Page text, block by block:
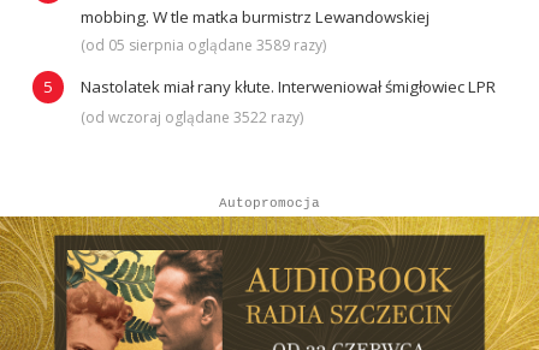
mobbing. W tle matka burmistrz Lewandowskiej
(od 05 sierpnia oglądane 3589 razy)
Nastolatek miał rany kłute. Interweniował śmigłowiec LPR
(od wczoraj oglądane 3522 razy)
Autopromocja